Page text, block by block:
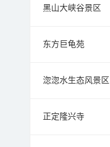
黑山大峡谷景区
东方巨龟苑
淴淴水生态风景区
正定隆兴寺